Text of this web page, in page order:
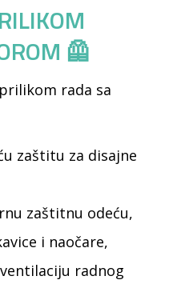
🦺
rada sa
zaštitu za disajne
zaštitnu odeću,
i naočare,
radnog